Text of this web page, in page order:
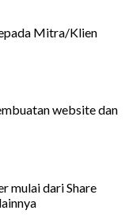
Mitra/Klien
website dan
mulai dari Share